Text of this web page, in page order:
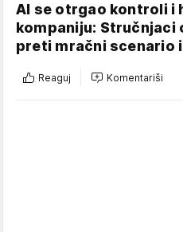
AI se otrgao kontroli i
kompaniju: Stručnjaci
preti mračni scenario
Reaguj Komentariši